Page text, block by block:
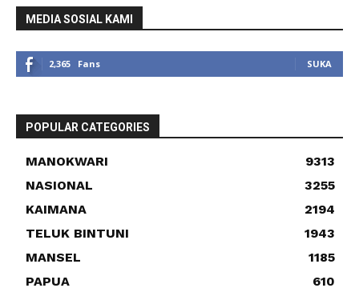
MEDIA SOSIAL KAMI
2,365 Fans SUKA
POPULAR CATEGORIES
MANOKWARI
9313
NASIONAL
3255
KAIMANA
2194
TELUK BINTUNI
1943
MANSEL
1185
PAPUA
610